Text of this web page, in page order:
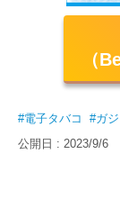
（
#電子タバコ
#ガ
公開日 : 2023/9/6